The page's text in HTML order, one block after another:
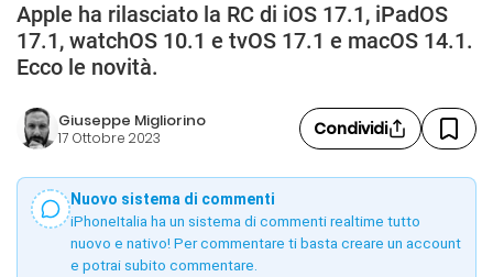
Apple ha rilasciato la RC di iOS 17.1, iPadOS
17.1, watchOS 10.1 e tvOS 17.1 e macOS 14.1.
Ecco le novità.
Giuseppe Migliorino
17 Ottobre 2023 Condividi
Nuovo sistema di commenti
iPhoneItalia ha un sistema di commenti realtime tutto
nuovo e nativo! Per commentare ti basta creare un account
e potrai subito commentare.